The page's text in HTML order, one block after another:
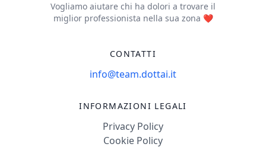
Vogliamo aiutare chi ha dolori a trovare il
miglior professionista nella sua zona ❤️
CONTATTI
info@team.dottai.it
INFORMAZIONI LEGALI
Privacy Policy
Cookie Policy